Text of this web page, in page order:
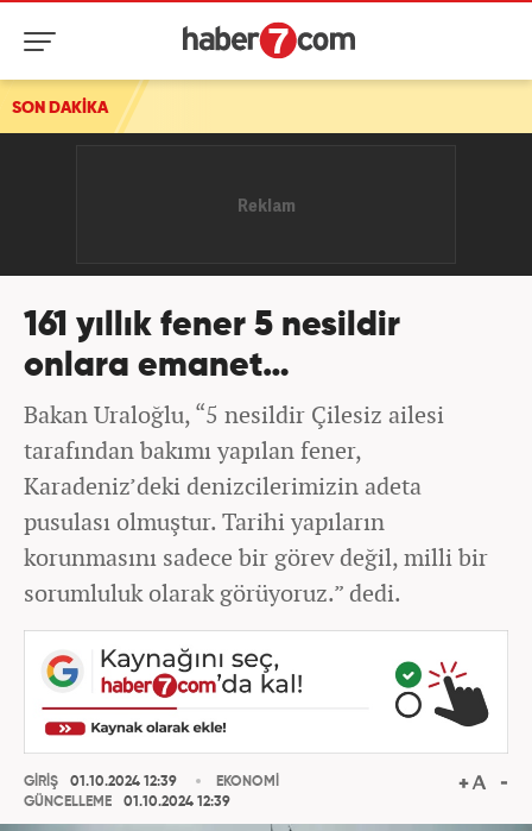
SON DAKİKA
161 yıllık fener 5 nesi̇ldi̇r
onlara emanet…
Bakan Uraloğlu, “5 nesildir Çilesiz ailesi
tarafından bakımı yapılan fener,
Karadeniz’deki denizcilerimizin adeta
pusulası olmuştur. Tarihi yapıların
korunmasını sadece bir görev değil, milli bir
sorumluluk olarak görüyoruz.” dedi.
GİRİŞ
01.10.2024 12:39
GÜNCELLEME
01.10.2024 12:39
EKONOMİ